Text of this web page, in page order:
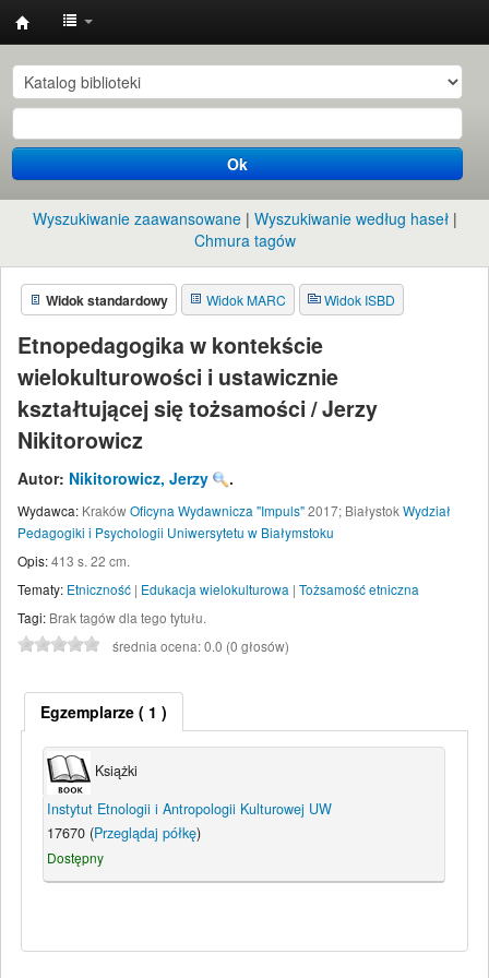
Instytut
Etnologii
i
Antropologii
Kulturowej
UW
Ok
Wyszukiwanie zaawansowane
Wyszukiwanie według haseł
Chmura tagów
Widok standardowy Widok MARC Widok ISBD
Etnopedagogika w kontekście
wielokulturowości i ustawicznie
kształtującej się tożsamości /Jerzy
Nikitorowicz
Autor: Nikitorowicz, Jerzy .
Wydawca: KrakówOficyna Wydawnicza "Impuls"2017; BiałystokWydział
Pedagogiki i Psychologii Uniwersytetu w Białymstoku
Opis:413 s. 22 cm.
Tematy: Etniczność | Edukacja wielokulturowa | Tożsamość etniczna
Tagi: Brak tagów dla tego tytułu.
średnia ocena: 0.0 (0 głosów)
Egzemplarze( 1 )
Książki
Instytut Etnologii i Antropologii Kulturowej UW
17670 (Przeglądaj półkę)
Dostępny